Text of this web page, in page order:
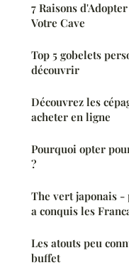
7 Raisons
Votre Cave
Top 5 gobelets
découvrir
Découvrez les
acheter en ligne
Pourquoi opter
?
The vert japonais -
a conquis les
Les atouts peu
buffet